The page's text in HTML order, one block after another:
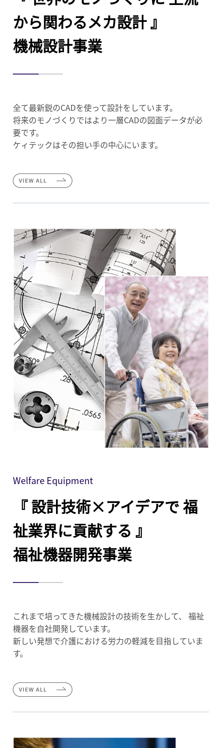
から関わるメカ設計 』
機械設計事業
全て最新鋭のCADを使って設計をしています。
将来のモノづくりではより一層CADの図面データが必
要です。
ケィテックはその担い手の中心にいます。
Welfare Equipment
『 設計技術×アイデアで福
祉業界に貢献する 』
福祉機器開発事業
これまで培ってきた機械設計の技術を生かして、
福祉
機器を自社開発しています。
新しい発想で介護における労力の軽減を目指していま
す。